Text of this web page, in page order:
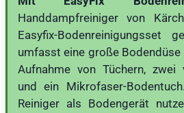
Handdampfreiniger von
Easyfix-Bodenreinigungsset
umfasst eine große
Aufnahme von Tüchern, zwei
und ein Mikrofaser-
Reiniger als Bodengerät